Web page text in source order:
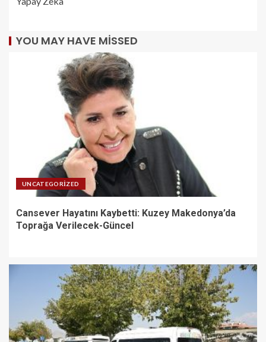
YOU MAY HAVE MISSED
UNCATEGORIZED
Cansever Hayatını Kaybetti: Kuzey Makedonya’da
Toprağa Verilecek-Güncel